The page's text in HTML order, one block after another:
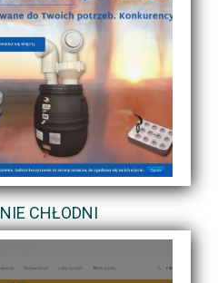
CHŁODNI